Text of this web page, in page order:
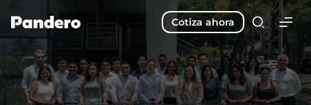
Cotiza ahora